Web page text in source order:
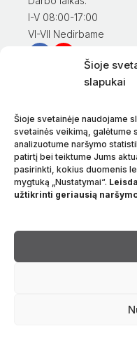
Šioje
slapukai
Šioje svetainėje naudojame
svetainės veikimą, galėtume
analizuotume naršymo
patirtį bei teiktume Jums
pasirinkti, kokius duomenis
mygtuką „Nustatymai“.
užtikrinti geriausią
I-V 08:00-17:00
VI-VII Nedirbame
Informacija
Prekių pristatymas
Prekių grąžinimas
Sąlygos ir taisyklės
Privatumo politika
Apie mus
Kalba